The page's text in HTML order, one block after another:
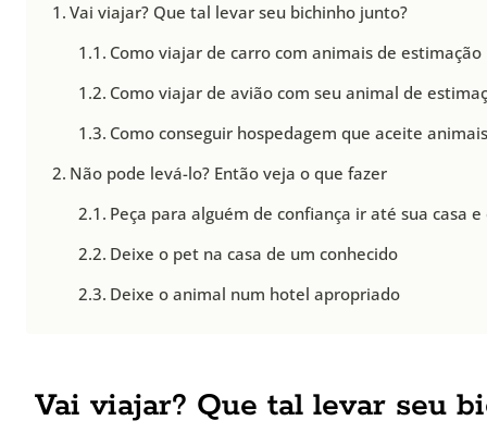
Vai viajar? Que tal levar seu bichinho junto?
Como viajar de carro com animais de estimação
Como viajar de avião com seu animal de
Como conseguir hospedagem que aceite
Não pode levá-lo? Então veja o que fazer
Peça para alguém de confiança ir até sua casa
Deixe o pet na casa de um conhecido
Deixe o animal num hotel apropriado
Vai viajar? Que tal levar seu